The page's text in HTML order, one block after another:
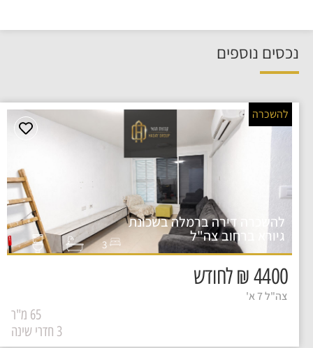
נכסים נוספים
להשכרה דירה ברמלה בשכונת
גיורא ברחוב צה"ל 3
4400 ₪ לחודש
צה"ל 7 א'
להשכרה
65 מ"ר